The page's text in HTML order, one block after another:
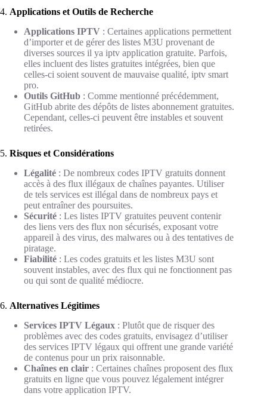
4. Applications et Outils de Recherche
Applications IPTV : Certaines applications permettent
d’importer et de gérer des listes M3U provenant de
diverses sources il ya iptv application gratuite. Parfois,
elles incluent des listes gratuites intégrées, bien que
celles-ci soient souvent de mauvaise qualité, iptv smart
pro.
Outils GitHub : Comme mentionné précédemment,
GitHub abrite des dépôts de listes abonnement gratuites.
Cependant, celles-ci peuvent être instables et souvent
retirées.
5. Risques et Considérations
Légalité : De nombreux codes IPTV gratuits donnent
accès à des flux illégaux de chaînes payantes. Utiliser
de tels services est illégal dans de nombreux pays et
peut entraîner des poursuites.
Sécurité : Les listes IPTV gratuites peuvent contenir
des liens vers des flux non sécurisés, exposant votre
appareil à des virus, des malwares ou à des tentatives de
piratage.
Fiabilité : Les codes gratuits et les listes M3U sont
souvent instables, avec des flux qui ne fonctionnent pas
ou qui sont de qualité médiocre.
6. Alternatives Légitimes
Services IPTV Légaux : Plutôt que de risquer des
problèmes avec des codes gratuits, envisagez d’utiliser
des services IPTV légaux qui offrent une grande variété
de contenus pour un prix raisonnable.
Chaînes en clair : Certaines chaînes proposent des flux
gratuits en ligne que vous pouvez légalement intégrer
dans votre application IPTV.